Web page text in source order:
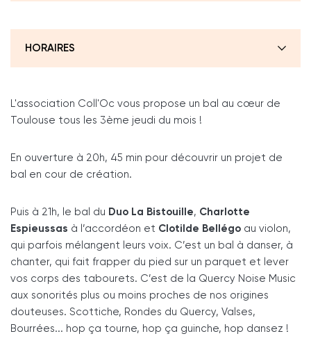
HORAIRES
L'association Coll'Oc vous propose un bal au cœur de
Toulouse tous les 3ème jeudi du mois !
En ouverture à 20h, 45 min pour découvrir un projet de
bal en cour de création.
Puis à 21h, le bal du Duo La Bistouille, Charlotte
Espieussas à l’accordéon et Clotilde Bellégo au violon,
qui parfois mélangent leurs voix. C’est un bal à danser, à
chanter, qui fait frapper du pied sur un parquet et lever
vos corps des tabourets. C’est de la Quercy Noise Music
aux sonorités plus ou moins proches de nos origines
douteuses. Scottiche, Rondes du Quercy, Valses,
Bourrées... hop ça tourne, hop ça guinche, hop dansez !